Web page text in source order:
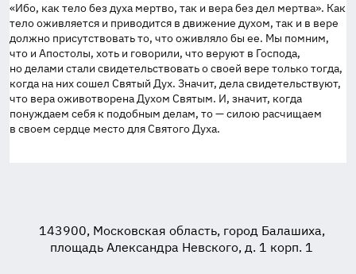
«Ибо, как тело без духа мертво, так и вера без дел мертва». Как
тело оживляется и приводится в движение духом, так и в вере
должно присутствовать то, что оживляло бы ее. Мы помним,
что и Апостолы, хоть и говорили, что веруют в Господа,
но делами стали свидетельствовать о своей вере только тогда,
когда на них сошел Святый Дух. Значит, дела свидетельствуют,
что вера оживотворена Духом Святым. И, значит, когда
понуждаем себя к подобным делам, то — силою расчищаем
в своем сердце место для Святого Духа.
143900, Московская область, город Балашиха,
площадь Александра Невского, д. 1 корп. 1